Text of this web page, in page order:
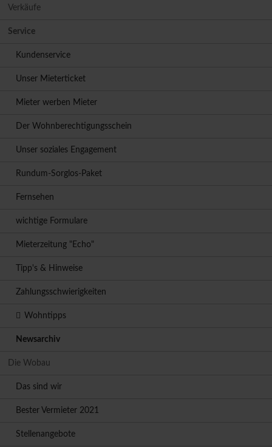
Verkäufe
Service
Kundenservice
Unser Mieterticket
Mieter werben Mieter
Der Wohnberechtigungsschein
Unser soziales Engagement
Rundum-Sorglos-Paket
Fernsehen
wichtige Formulare
Mieterzeitung "Echo"
Tipp's & Hinweise
Zahlungsschwierigkeiten
Wohntipps
Newsarchiv
Die Wobau
Das sind wir
Bester Vermieter 2021
Stellenangebote